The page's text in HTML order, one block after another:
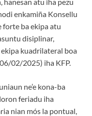
enkamiña Konsellu
forte ba ekipa atu
disiplinar,
kuadrilateral boa
02/2025) iha KFP.
ne’e kona-ba
feriadu iha
nian mós la pontual,